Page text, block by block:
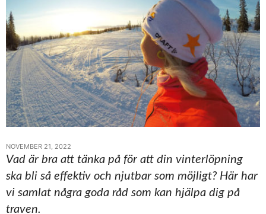
NOVEMBER 21, 2022
Vad är bra att tänka på för att din vinterlöpning
ska bli så effektiv och njutbar som möjligt? Här har
vi samlat några goda råd som kan hjälpa dig på
traven.